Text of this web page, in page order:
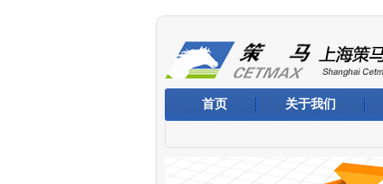
首页 关于我们